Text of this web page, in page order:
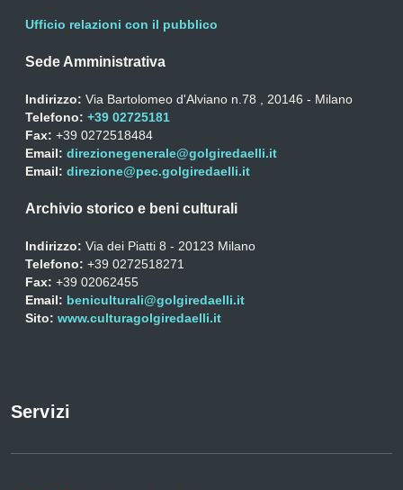
Ufficio relazioni con il pubblico
Sede Amministrativa
Indirizzo: Via Bartolomeo d'Alviano n.78 , 20146 - Milano
Telefono: +39 02725181
Fax: +39 0272518484
Email: direzionegenerale@golgiredaelli.it
Email: direzione@pec.golgiredaelli.it
Archivio storico e beni culturali
Indirizzo: Via dei Piatti 8 - 20123 Milano
Telefono: +39 0272518271
Fax: +39 02062455
Email: beniculturali@golgiredaelli.it
Sito: www.culturagolgiredaelli.it
Servizi